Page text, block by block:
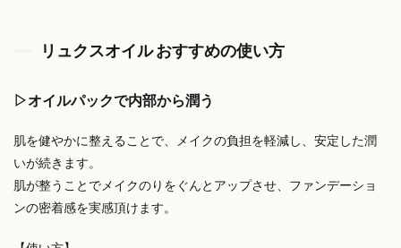
リュクスオイル おすすめの使い方
▷オイルパックで内部から潤う
肌を健やかに整えることで、メイクの負担を軽減し、安定した潤
いが続きます。
肌が整うことでメイクのりをぐんとアップさせ、ファンデーショ
ンの密着感を実感頂けます。